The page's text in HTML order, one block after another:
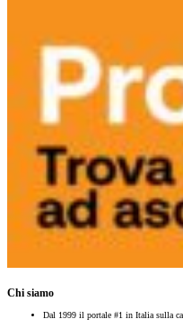
Chi siamo
Dal 1999 il portale #1 in Italia sulla